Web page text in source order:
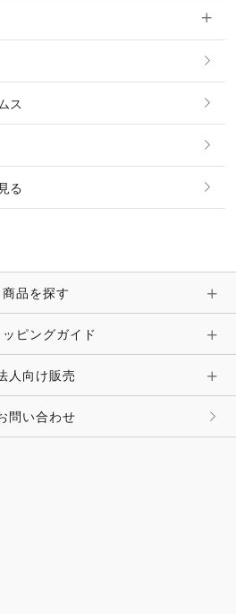
ピース
貨
ス・革小物
ム・ストラップ
ージュ
ス
る
商品を探す
ッピングガイド
人向け販売
問い合わせ